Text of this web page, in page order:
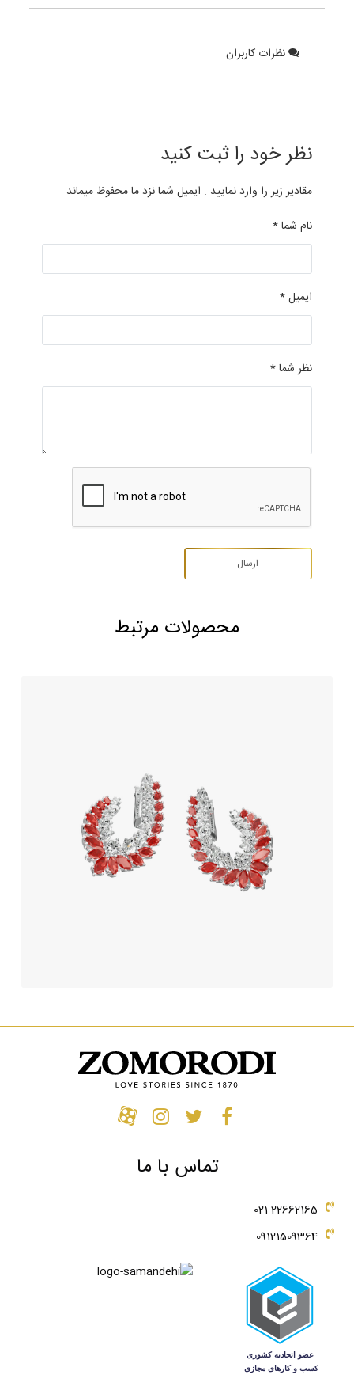
نظرات کاربران
نظر خود را ثبت کنید
مقادیر زیر را وارد نمایید . ایمیل شما نزد ما محفوظ میماند
نام شما *
ایمیل *
نظر شما *
محصولات مرتبط
گوشواره جواهر یاقوت سرخ طرح آنجل
1,009,250,000 تومان
تماس با ما
021-22662165
09121509364